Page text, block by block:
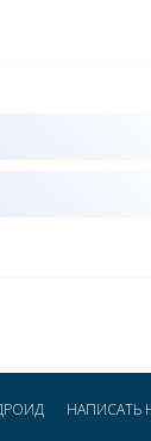
НАПИСАТЬ